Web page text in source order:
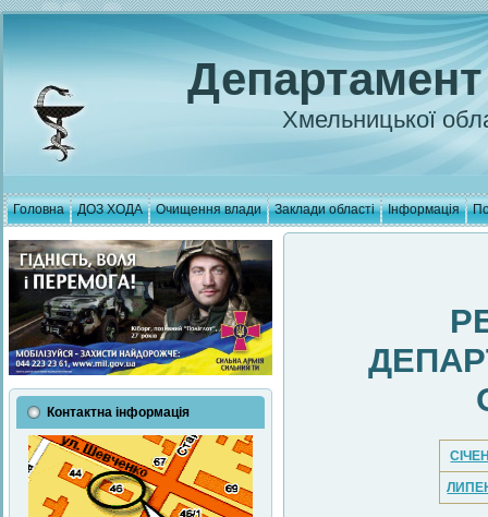
Хмельницької
Головна ДОЗ ХОДА Очищення влади Заклади області Інформація
Контактна інформація